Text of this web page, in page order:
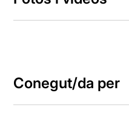
Conegut/da per